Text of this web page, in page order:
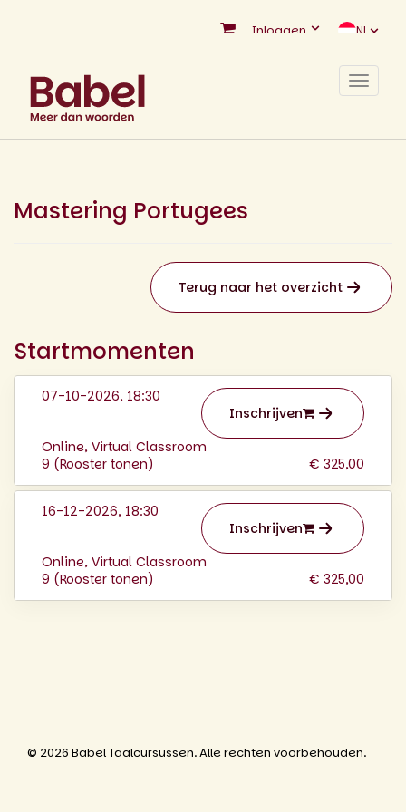
Inloggen NL
Toggle
Mastering Portugees
Terug naar het overzicht
Startmomenten
07-10-2026, 18:30
Inschrijven
Online, Virtual Classroom
9 (Rooster tonen) € 325,00
16-12-2026, 18:30
Inschrijven
Online, Virtual Classroom
9 (Rooster tonen) € 325,00
© 2026 Babel Taalcursussen. Alle rechten voorbehouden.